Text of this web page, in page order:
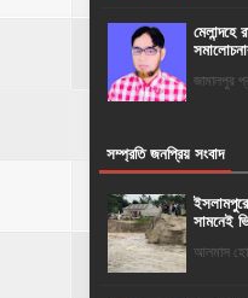
মেলান্দহে
জামালপুর
সম্প্রতি জনপ্রিয় সংবাদ
সামনেই
আলমাস